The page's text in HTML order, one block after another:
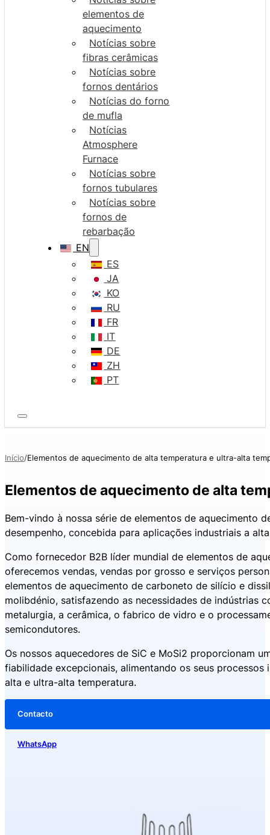
elementos de
aquecimento
Notícias sobre
fibras cerâmicas
Notícias sobre
fornos dentários
Notícias do forno
de mufla
Notícias
Atmosphere
Furnace
Notícias sobre
fornos tubulares
Notícias sobre
fornos de
rebarbação
EN
ES
JA
KO
RU
FR
IT
DE
ZH
PT
Início Elementos de aquecimento de alta temperatura e ultra-alta
Elementos de aquecimento de alta
Bem-vindo à nossa série de elementos de aquecimento
desempenho, concebida para aplicações industriais a
Como fornecedor B2B líder mundial de elementos de
oferecemos vendas, vendas por grosso e serviços
elementos de aquecimento de carboneto de silício e
molibdénio, satisfazendo as necessidades de indústrias
metalurgia, a cerâmica, o fabrico de vidro e o
semicondutores.
Os nossos aquecedores de SiC e MoSi2 proporcionam
fiabilidade excepcionais, alimentando os seus processos
alta e ultra-alta temperatura.
Contacto
WhatsApp